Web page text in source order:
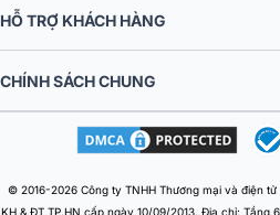
nhau thành hàng, cột thông thường sẽ
phá lẫn nhau thế nhưng đối với loa
cao, trung, trầm hợp lý nên âm thanh
như phát ra từ một chiếc loa vậy.
Đặc điểm và nguyên lý
Line Array
HỖ TRỢ KHÁCH HÀNG
CHÍNH SÁCH CHUNG
© 2016-2026 Công ty TNHH Thương mại và điện tử
KH & ĐT TP.HN cấp ngày 10/09/2013. Địa chỉ: Tầng